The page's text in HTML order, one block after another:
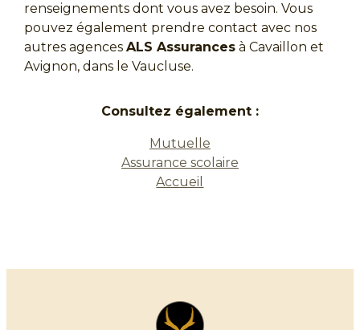
renseignements dont vous avez besoin. Vous
pouvez également prendre contact avec nos
autres agences ALS Assurancesà Cavaillon et
Avignon, dans le Vaucluse.
Consultez également :
Mutuelle
Assurance scolaire
Accueil